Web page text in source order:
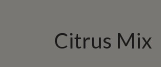
Citrus Mix